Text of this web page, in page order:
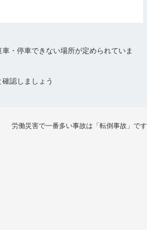
・停車できない場所が定められていま
認しましょう
労働災害で一番多い事故は「転倒事故」です